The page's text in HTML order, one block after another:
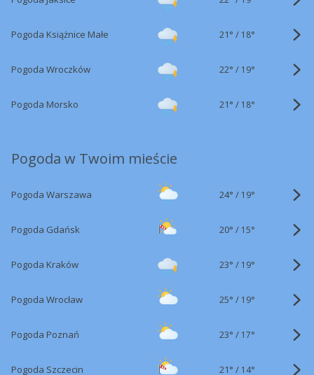
Pogoda Książnice Małe 21° / 18°
Pogoda Wroczków 22° / 19°
Pogoda Morsko 21° / 18°
Pogoda w Twoim mieście
Pogoda Warszawa 24° / 19°
Pogoda Gdańsk 20° / 15°
Pogoda Kraków 23° / 19°
Pogoda Wrocław 25° / 19°
Pogoda Poznań 23° / 17°
Pogoda Szczecin 21° / 14°